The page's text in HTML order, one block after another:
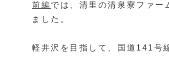
前編では、清里の清泉寮ファー
ました。
軽井沢を目指して、国道141号